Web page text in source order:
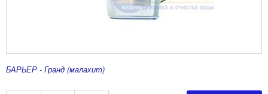
БАРЬЕР - Гранд (малахит)